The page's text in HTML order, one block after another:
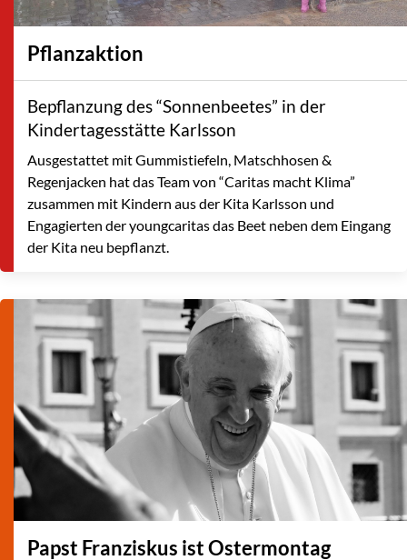
Pflanzaktion
Bepflanzung des “Sonnenbeetes” in der
Kindertagesstätte Karlsson
Ausgestattet mit Gummistiefeln, Matschhosen &
Regenjacken hat das Team von “Caritas macht Klima”
zusammen mit Kindern aus der Kita Karlsson und
Engagierten der youngcaritas das Beet neben dem Eingang
der Kita neu bepflanzt.
Papst Franziskus ist Ostermontag